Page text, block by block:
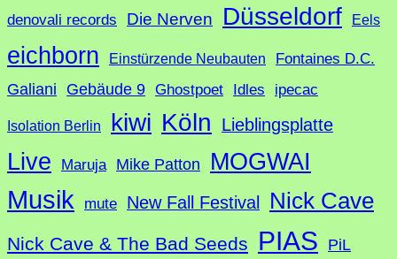
denovali records Die Nerven Düsseldorf Eels
eichborn Einstürzende Neubauten Fontaines D.C.
Galiani Gebäude 9 Ghostpoet Idles ipecac
Isolation Berlin kiwi Köln Lieblingsplatte
Live Maruja Mike Patton MOGWAI
Musik mute New Fall Festival Nick Cave
Nick Cave & The Bad Seeds PIAS PiL